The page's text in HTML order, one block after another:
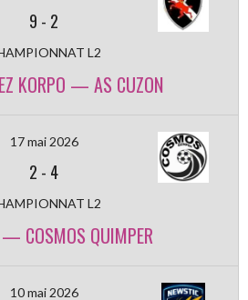
9 - 2
L2
KORPO — AS CUZON
17 mai 2026
2 - 4
L2
COSMOS QUIMPER
10 mai 2026